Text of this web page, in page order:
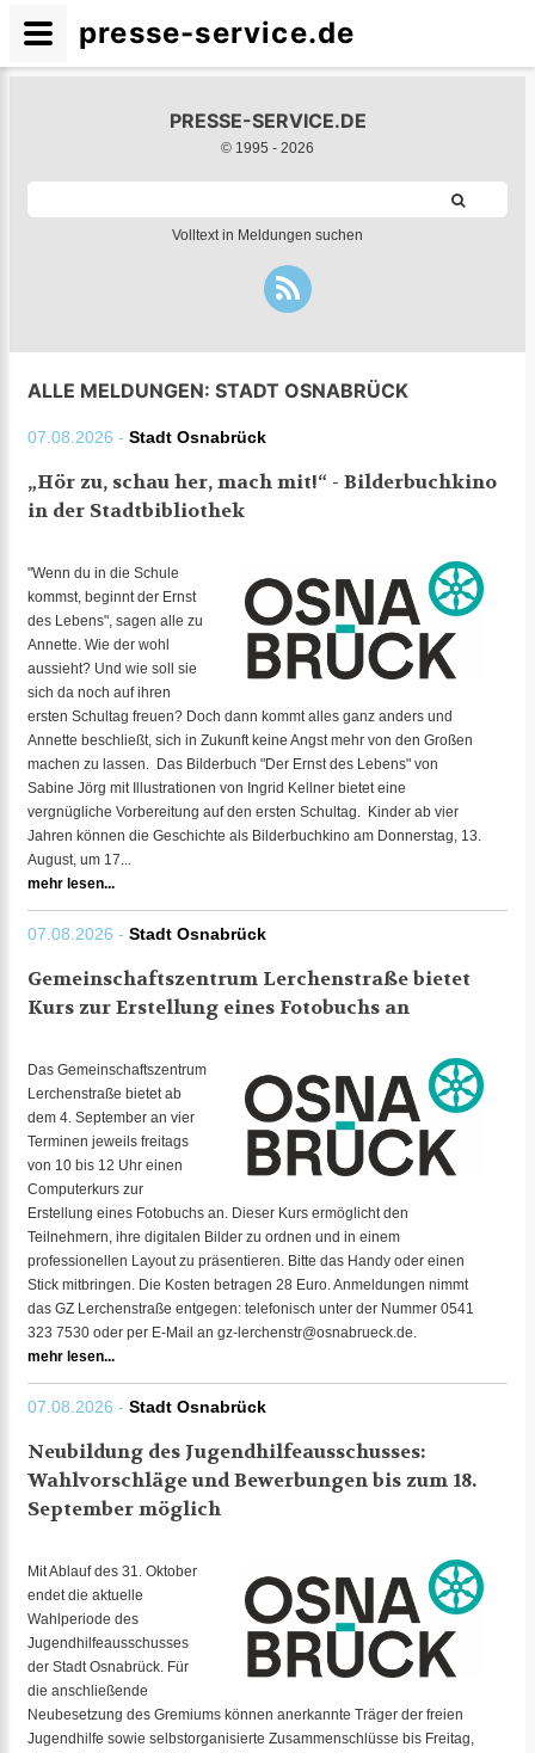
PRESSE-SERVICE.DE
© 1995 - 2026
Volltext in Meldungen suchen
ALLE MELDUNGEN: STADT OSNABRÜCK
07.08.2026 - Stadt Osnabrück
„Hör zu, schau her, mach mit!“ - Bilderbuchkino
in der Stadtbibliothek
"Wenn du in die Schule
kommst, beginnt der Ernst
des Lebens", sagen alle zu
Annette. Wie der wohl
aussieht? Und wie soll sie
sich da noch auf ihren
ersten Schultag freuen? Doch dann kommt alles ganz anders und
Annette beschließt, sich in Zukunft keine Angst mehr von den Großen
machen zu lassen. Das Bilderbuch "Der Ernst des Lebens" von
Sabine Jörg mit Illustrationen von Ingrid Kellner bietet eine
vergnügliche Vorbereitung auf den ersten Schultag. Kinder ab vier
Jahren können die Geschichte als Bilderbuchkino am Donnerstag, 13.
August, um 17...
mehr lesen...
07.08.2026 - Stadt Osnabrück
Gemeinschaftszentrum Lerchenstraße bietet
Kurs zur Erstellung eines Fotobuchs an
Das Gemeinschaftszentrum
Lerchenstraße bietet ab
dem 4. September an vier
Terminen jeweils freitags
von 10 bis 12 Uhr einen
Computerkurs zur
Erstellung eines Fotobuchs an. Dieser Kurs ermöglicht den
Teilnehmern, ihre digitalen Bilder zu ordnen und in einem
professionellen Layout zu präsentieren. Bitte das Handy oder einen
Stick mitbringen. Die Kosten betragen 28 Euro. Anmeldungen nimmt
das GZ Lerchenstraße entgegen: telefonisch unter der Nummer 0541
323 7530 oder per E-Mail an gz-lerchenstr@osnabrueck.de.
mehr lesen...
07.08.2026 - Stadt Osnabrück
Neubildung des Jugendhilfeausschusses:
Wahlvorschläge und Bewerbungen bis zum 18.
September möglich
Mit Ablauf des 31. Oktober
endet die aktuelle
Wahlperiode des
Jugendhilfeausschusses
der Stadt Osnabrück. Für
die anschließende
Neubesetzung des Gremiums können anerkannte Träger der freien
Jugendhilfe sowie selbstorganisierte Zusammenschlüsse bis Freitag,
presse-service.de